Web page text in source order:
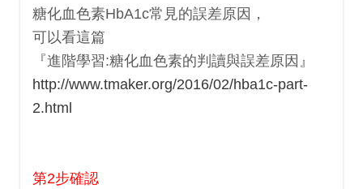
糖化血色素HbA1c常見的誤差原因，
可以看這篇
『進階學習:糖化血色素的判讀與誤差原因』
http://www.tmaker.org/2016/02/hba1c-part-
2.html
第2步確認